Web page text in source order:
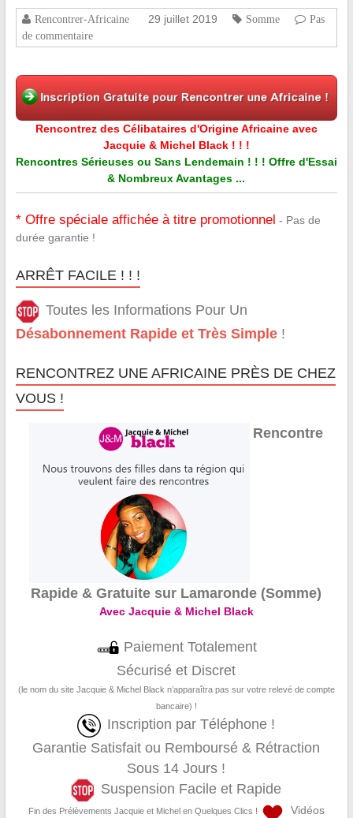
Rencontrer-Africaine 29 juillet 2019 Somme
Pas
de commentaire
Rencontrez des Célibataires d'Origine Africaine avec
Jacquie & Michel Black ! ! !
Rencontres Sérieuses ou Sans Lendemain ! ! ! Offre d'Essai
& Nombreux Avantages ...
* Offre spéciale affichée à titre promotionnel - Pas de
durée garantie !
ARRÊT FACILE ! ! !
Toutes les Informations Pour Un
Désabonnement Rapide et Très Simple!
RENCONTREZ UNE AFRICAINE PRÈS DE CHEZ
VOUS !
Rencontre
Rapide & Gratuite sur Lamaronde (Somme)
Avec Jacquie & Michel Black
Paiement Totalement
Sécurisé et Discret
(le nom du site Jacquie & Michel Black n’apparaîtra pas sur votre relevé de compte
bancaire) !
Inscription par Téléphone !
Garantie Satisfait ou Remboursé & Rétraction
Sous 14 Jours !
Suspension Facile et Rapide
Fin des Prélèvements Jacquie et Michel en Quelques Clics !
Vidéos